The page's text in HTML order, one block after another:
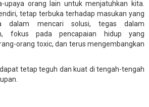
upaya orang lain untuk menjatuhkan kita.
tetap terbuka terhadap masukan yang
dalam mencari solusi, tegas dalam
fokus pada pencapaian hidup yang
orang toxic, dan terus mengembangkan
tetap teguh dan kuat di tengah-tengah